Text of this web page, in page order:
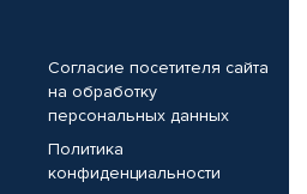
Согласие посетителя сайта
на обработку
персональных данных
Политика
конфиденциальности